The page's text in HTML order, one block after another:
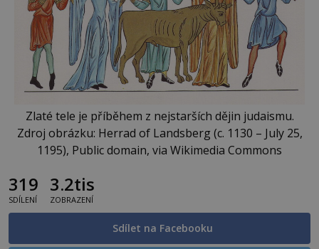
Zlaté tele je příběhem z nejstarších dějin judaismu.
Zdroj obrázku: Herrad of Landsberg (c. 1130 – July 25,
1195), Public domain, via Wikimedia Commons
319
SDÍLENÍ
3.2tis
ZOBRAZENÍ
Sdílet na Facebooku